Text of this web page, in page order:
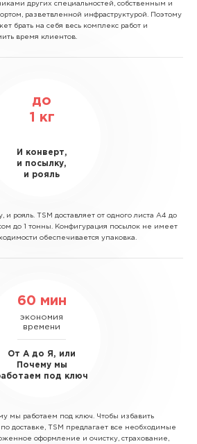
других специальностей, собственным и
разветвленной инфраструктурой. Поэтому
брать на себя весь комплекс работ и
время клиентов.
до
1
кг
И конверт,
и посылку,
и рояль
и рояль. TSM доставляет от одного листа А4 до
до 1 тонны. Конфигурация посылок не имеет
обеспечивается упаковка.
60 мин
экономия
времени
От А до Я, или
Почему мы
под ключ
мы работаем под ключ. Чтобы избавить
по доставке, TSM предлагает все необходимые
оформление и очистку, страхование,